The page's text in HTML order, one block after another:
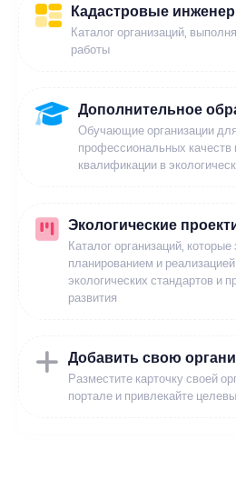
Кадастровые
Каталог организаций,
работы
Дополнительное
Обучающие организации
профессиональных
квалификации в
Экологические
Каталог организаций,
планированием и
экологических стандартов и
развития
Добавить свою
Разместите карточку своей
портале и привлекайте